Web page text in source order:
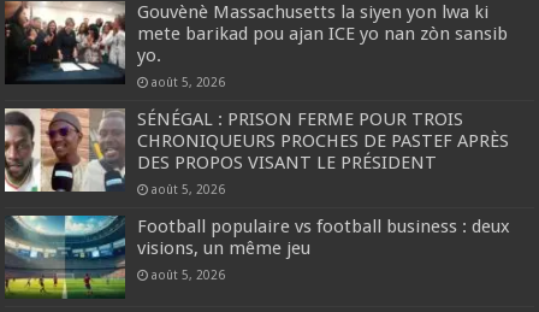
Gouvènè Massachusetts la siyen yon lwa ki
mete barikad pou ajan ICE yo nan zòn sansib
yo.
août 5, 2026
SÉNÉGAL : PRISON FERME POUR TROIS
CHRONIQUEURS PROCHES DE PASTEF APRÈS
DES PROPOS VISANT LE PRÉSIDENT
août 5, 2026
Football populaire vs football business : deux
visions, un même jeu
août 5, 2026